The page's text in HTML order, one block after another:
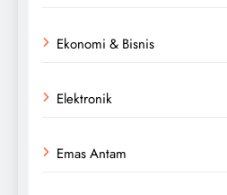
Ekonomi & Bisnis
Elektronik
Emas Antam